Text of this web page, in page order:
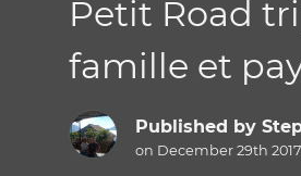
Petit Road
famille et
Published by
on December 29th 2017